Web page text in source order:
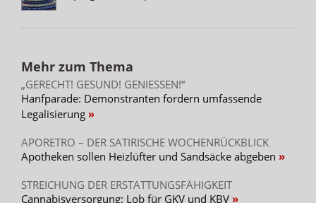
Mehr zum Thema
„GERECHT! GESUND! GENIESSEN!“
Hanfparade: Demonstranten fordern umfassende
Legalisierung
APORETRO – DER SATIRISCHE WOCHENRÜCKBLICK
Apotheken sollen Heizlüfter und Sandsäcke abgeben
STREICHUNG DER ERSTATTUNGSFÄHIGKEIT
Cannabisversorgung: Lob für GKV und KBV